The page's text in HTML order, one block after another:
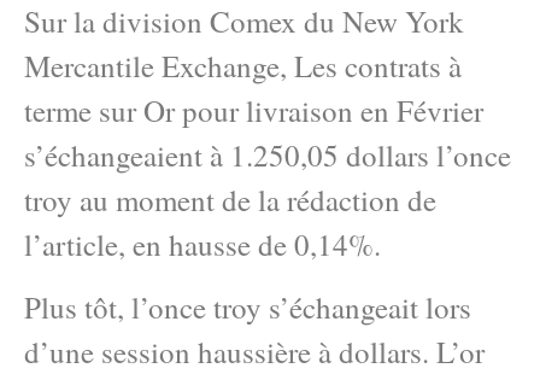
Sur la division Comex du New York
Mercantile Exchange, Les contrats à
terme sur Or pour livraison en Février
s’échangeaient à 1.250,05 dollars l’once
troy au moment de la rédaction de
l’article, en hausse de 0,14%.
Plus tôt, l’once troy s’échangeait lors
d’une session haussière à dollars. L’or